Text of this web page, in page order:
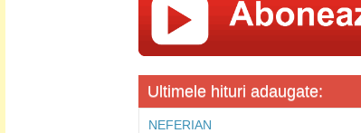
Ultimele hituri adaugate:
NEFERIAN